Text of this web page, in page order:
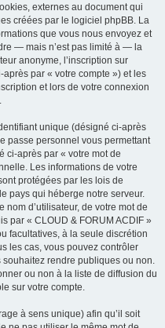
externes au document qui
créées par le logiciel phpBB. La
que vous nous envoyez et
— mais n’est pas limité à — la
anonyme, l’inscription sur
par « votre compte ») et les
et lors de votre connexion
unique (désigné ci-après
passe personnel vous permettant
ci-après par « votre mot de
Les informations de votre
protégées par les lois de
pays qui héberge notre serveur.
d’utilisateur, de votre mot de
par « CLOUD & FORUM ACDIF »
facultatives, à la seule discrétion
les cas, vous pouvez contrôler
rendre publiques ou non.
ou non à la liste de diffusion du
sur votre compte.
à sens unique) afin qu’il soit